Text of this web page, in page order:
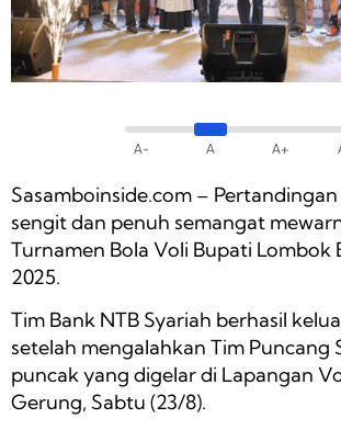
A- A A+
Sasamboinside.com –
sengit dan penuh semangat
Turnamen Bola Voli Bupati Lombok
2025.
Tim Bank NTB Syariah berhasil
setelah mengalahkan Tim Puncang
puncak yang digelar di Lapangan
Gerung, Sabtu (23/8).